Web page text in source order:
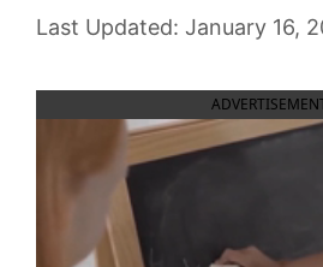
January 16,